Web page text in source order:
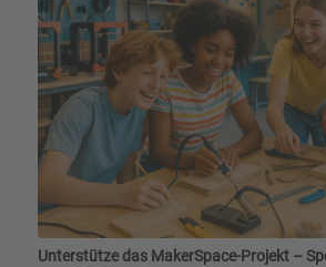
Unterstütze das MakerSpace-Projekt –